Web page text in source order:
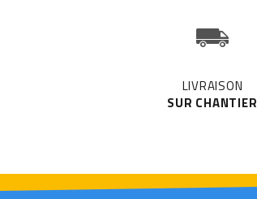
LIVRAISON
SUR CHANTIER